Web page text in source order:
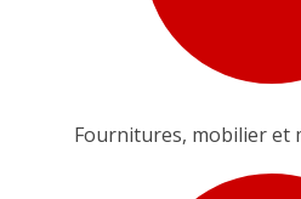
Fournitures, mobilier et